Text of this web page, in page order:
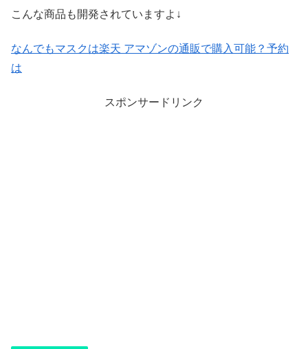
こんな商品も開発されていますよ↓
なんでもマスクは楽天 アマゾンの通販で購入可能？予約
は
スポンサードリンク